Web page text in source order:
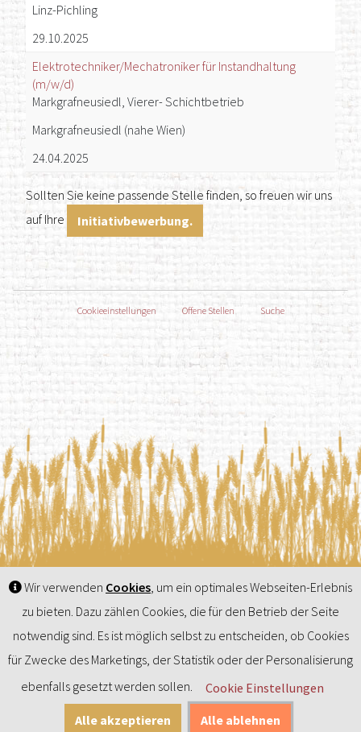
Linz-Pichling
29.10.2025
Elektrotechniker/Mechatroniker für Instandhaltung
(m/w/d)
Markgrafneusiedl, Vierer- Schichtbetrieb
Markgrafneusiedl (nahe Wien)
24.04.2025
Sollten Sie keine passende Stelle finden, so freuen wir uns
auf Ihre
Initiativbewerbung.
Teile diese Seite auf Facebook
Teile diese Seite auf Twitter
Teile diese Siete über E-Mail
Teile diese Seite auf LinkedIn
Teile diese Seite auf
Cookieeinstellungen Offene Stellen Suche
Fischer Brot GmbH
Tel: +43 (0)732-66 67 11-0
www.fischer-brot.at
office@fischer-brot.at
IMPRESSUM
© Fischer Brot GmbH
Wir verwenden Cookies, um ein optimales Webseiten-Erlebnis
zu bieten. Dazu zählen Cookies, die für den Betrieb der Seite
notwendig sind. Es ist möglich selbst zu entscheiden, ob Cookies
für Zwecke des Marketings, der Statistik oder der Personalisierung
ebenfalls gesetzt werden sollen.
Cookie Einstellungen
Alle akzeptieren
Alle ablehnen